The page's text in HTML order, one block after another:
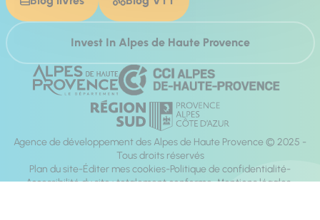
Invest In Alpes de Haute Provence
Agence de développement des Alpes de Haute Provence © 2025 -
Tous droits réservés
Plan du site Éditer mes cookies Politique de confidentialité
Accessibilité du site : totalement conforme Mentions légales